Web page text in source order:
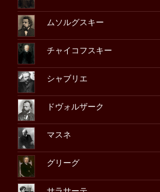
ムソルグスキー
チャイコフスキー
シャブリエ
ドヴォルザーク
マスネ
グリーグ